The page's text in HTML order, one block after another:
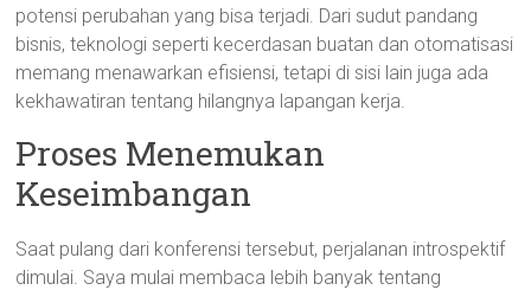
potensi perubahan yang bisa terjadi. Dari sudut pandang
bisnis, teknologi seperti kecerdasan buatan dan otomatisasi
memang menawarkan efisiensi, tetapi di sisi lain juga ada
kekhawatiran tentang hilangnya lapangan kerja.
Proses Menemukan
Keseimbangan
Saat pulang dari konferensi tersebut, perjalanan introspektif
dimulai. Saya mulai membaca lebih banyak tentang